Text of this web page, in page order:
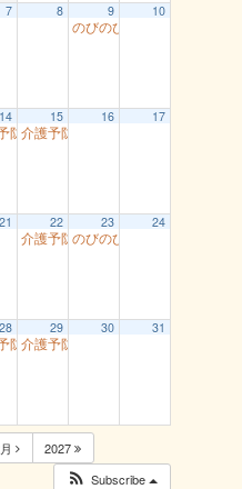
ンス教室 湯梨浜
7 8 9
のびのび健康教室 青谷
10
ンス教室 湯梨浜
14
防智頭 山形
15
介護予防智頭 土師
16 17
ンス教室 湯梨浜
21 22
介護予防智頭 芦津
23
のびのび健康教室 青谷
24
28
防智頭 山形
29
介護予防智頭 土師
30 31
2027
Subscribe